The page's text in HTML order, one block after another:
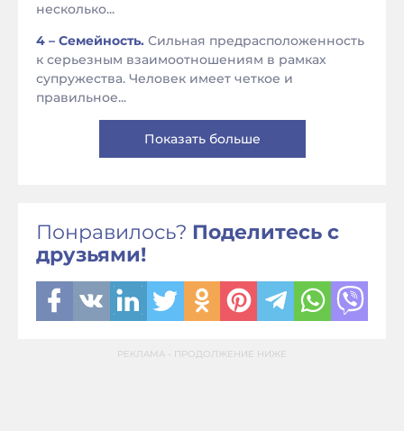
несколько...
4 – Семейность. Сильная предрасположенность
к серьезным взаимоотношениям в рамках
супружества. Человек имеет четкое и
правильное...
Показать больше
Понравилось? Поделитесь с
друзьями!
РЕКЛАМА - ПРОДОЛЖЕНИЕ НИЖЕ